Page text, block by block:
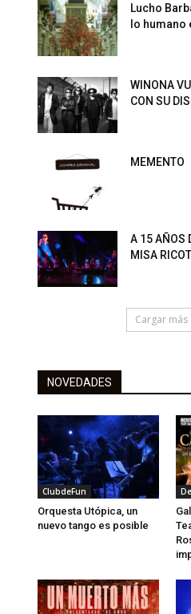
Lucho
lo humano
WINONA
CON SU
MEMENTO
A 15 AÑOS
MISA
Cargar más
NOVEDADES
ClubdeFun
Orquesta Utópica, un
nuevo tango es posible